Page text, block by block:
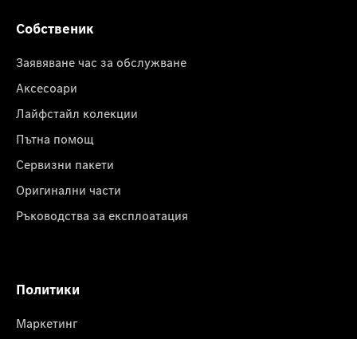
Собственик
Заявяване час за обслужване
Аксесоари
Лайфстайл колекции
Пътна помощ
Сервизни пакети
Оригинални части
Ръководства за експлоатация
Политики
Маркетинг